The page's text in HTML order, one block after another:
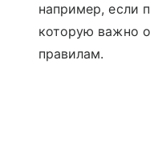
например, если
которую важно
правилам.